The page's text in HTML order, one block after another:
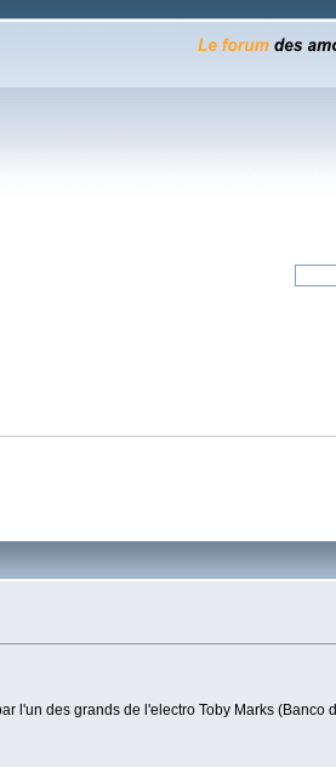
l'un des grands de l'electro Toby Marks (Banco